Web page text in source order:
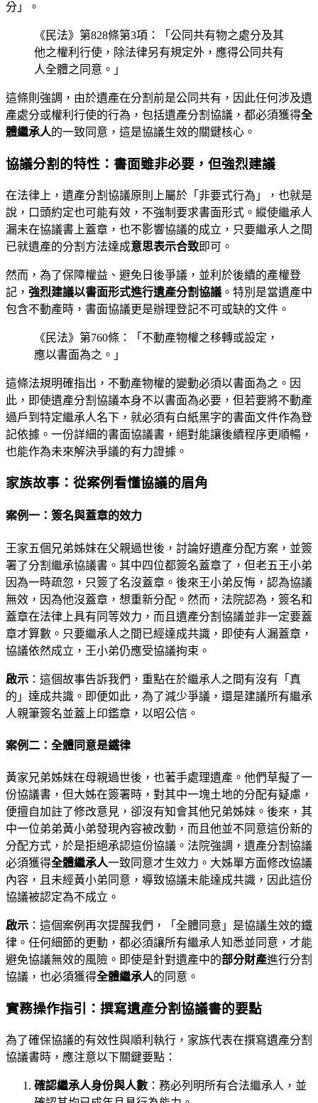
分」。
《民法》第828條第3項：「公同共有物之處分及其
他之權利行使，除法律另有規定外，應得公同共有
人全體之同意。」
這條則強調，由於遺產在分割前是公同共有，因此任何涉及遺
產處分或權利行使的行為，包括遺產分割協議，都必須獲得全
體繼承人的一致同意，這是協議生效的關鍵核心。
協議分割的特性：書面雖非必要，但強烈建議
在法律上，遺產分割協議原則上屬於「非要式行為」，也就是
說，口頭約定也可能有效，不強制要求書面形式。縱使繼承人
漏未在協議書上蓋章，也不影響協議的成立，只要繼承人之間
已就遺產的分割方法達成意思表示合致即可。
然而，為了保障權益、避免日後爭議，並利於後續的產權登
記， 強烈建議以書面形式進行遺產分割協議 。特別是當遺產中
包含不動產時，書面協議更是辦理登記不可或缺的文件。
《民法》第760條：「不動產物權之移轉或設定，
應以書面為之。」
這條法規明確指出，不動產物權的變動必須以書面為之。因
此，即使遺產分割協議本身不以書面為必要，但若要將不動產
過戶到特定繼承人名下，就必須有白紙黑字的書面文件作為登
記依據。一份詳細的書面協議書，絕對能讓後續程序更順暢，
也能作為未來解決爭議的有力證據。
家族故事：從案例看懂協議的眉角
案例一：簽名與蓋章的效力
王家五個兄弟姊妹在父親過世後，討論好遺產分配方案，並簽
署了分割繼承協議書。其中四位都簽名蓋章了，但老五王小弟
因為一時疏忽，只簽了名沒蓋章。後來王小弟反悔，認為協議
無效，因為他沒蓋章，想重新分配。然而，法院認為，簽名和
蓋章在法律上具有同等效力，而且遺產分割協議並非一定要蓋
章才算數。只要繼承人之間已經達成共識，即使有人漏蓋章，
協議依然成立，王小弟仍應受協議拘束。
啟示 ：這個故事告訴我們，重點在於繼承人之間有沒有「真
的」達成共識。即便如此，為了減少爭議，還是建議所有繼承
人親筆簽名並蓋上印鑑章，以昭公信。
案例二：全體同意是鐵律
黃家兄弟姊妹在母親過世後，也著手處理遺產。他們草擬了一
份協議書，但大姊在簽署時，對其中一塊土地的分配有疑慮，
便擅自加註了修改意見，卻沒有知會其他兄弟姊妹。後來，其
中一位弟弟黃小弟發現內容被改動，而且他並不同意這份新的
分配方式，於是拒絕承認這份協議。法院強調，遺產分割協議
必須獲得全體繼承人一致同意才生效力。大姊單方面修改協議
內容，且未經黃小弟同意，導致協議未能達成共識，因此這份
協議被認定為不成立。
啟示 ：這個案例再次提醒我們，「全體同意」是協議生效的鐵
律。任何細節的更動，都必須讓所有繼承人知悉並同意，才能
避免協議無效的風險。即使是針對遺產中的部分財產進行分割
協議，也必須獲得全體繼承人的同意。
實務操作指引：撰寫遺產分割協議書的要點
為了確保協議的有效性與順利執行，家族代表在撰寫遺產分割
協議書時，應注意以下關鍵要點：
確認繼承人身份與人數 ：務必列明所有合法繼承人，並